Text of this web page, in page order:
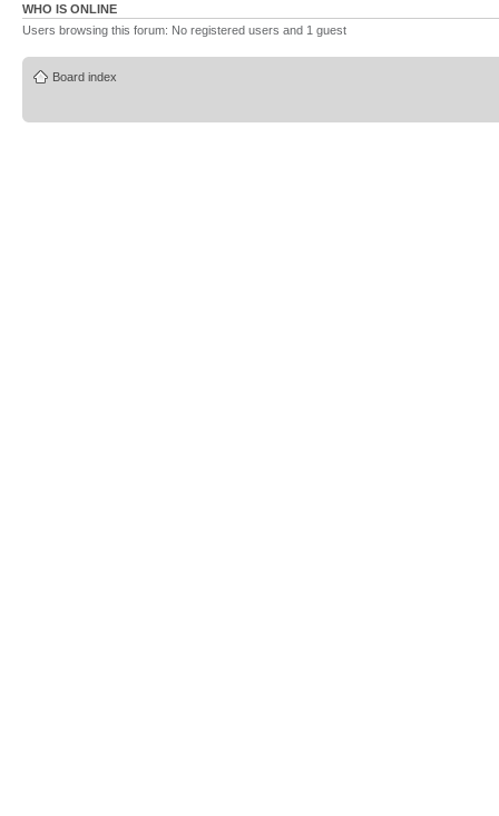
WHO IS ONLINE
Users browsing this forum: No registered users and 1 guest
Board index